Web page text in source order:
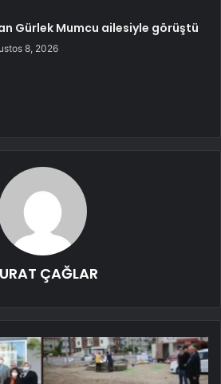
Gürlek Mumcu ailesiyle görüştü
8, 2026
ÇAĞLAR